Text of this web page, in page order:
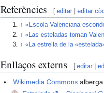
Referències [ editar |editar
↑ «Escola Valenciana
↑ «Las esteladas toman
↑ «La estrella de la
Enllaços externs [ editar |
Wikimedia Commons